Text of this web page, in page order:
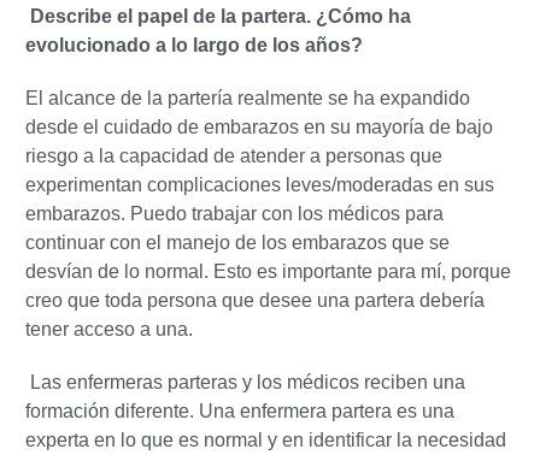
Describe el papel de la partera. ¿Cómo ha
evolucionado a lo largo de los años?
El alcance de la partería realmente se ha expandido
desde el cuidado de embarazos en su mayoría de bajo
riesgo a la capacidad de atender a personas que
experimentan complicaciones leves/moderadas en sus
embarazos. Puedo trabajar con los médicos para
continuar con el manejo de los embarazos que se
desvían de lo normal. Esto es importante para mí, porque
creo que toda persona que desee una partera debería
tener acceso a una.
Las enfermeras parteras y los médicos reciben una
formación diferente. Una enfermera partera es una
experta en lo que es normal y en identificar la necesidad